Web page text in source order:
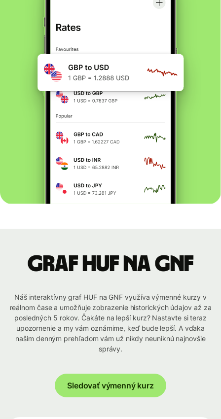
graf HUF na GNF
Náš interaktívny graf HUF na GNF využíva výmenné kurzy v
reálnom čase a umožňuje zobrazenie historických údajov až za
posledných 5 rokov. Čakáte na lepší kurz? Nastavte si teraz
upozornenie a my vám oznámime, keď bude lepší. A vďaka
našim denným prehľadom vám už nikdy neuniknú najnovšie
správy.
Sledovať výmenný kurz